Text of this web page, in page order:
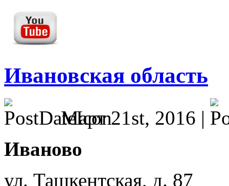
Ивановская область
Март 21st, 2016 |
Иваново
ул. Ташкентская, д. 87